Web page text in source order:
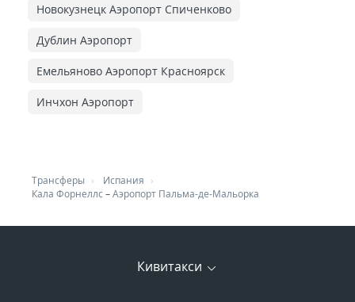
Новокузнецк Аэропорт Спиченково
Дублин Аэропорт
Емельяново Аэропорт Красноярск
Инчхон Аэропорт
Трансферы
Испания
Кала Форнеллс–Аэропорт Пальма-де-Мальорка
Кивитакси